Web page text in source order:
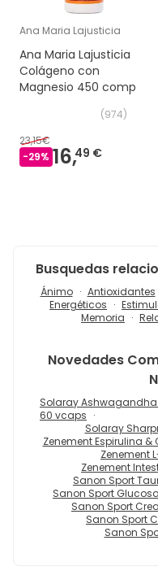
Ana Maria Lajusticia
Ana Maria Lajusticia
Colágeno con
Magnesio 450 comp
(974)
23,15€
-29% 16,49 €
Busquedas
Ánimo Antioxidantes
Energéticos
Memoria
Novedades
Solaray
60 vcaps
Solaray
Zenement Espirulina
Zenement
Zenement
Sanon Sport
Sanon Sport
Sanon Sport
Sanon Sport
Sanon